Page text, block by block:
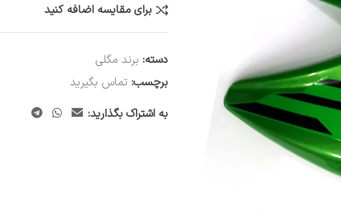
برای مقایسه اضافه کنید
دسته: برند مگلی
برچسب: تماس بگیرید
به اشتراک بگذارید: